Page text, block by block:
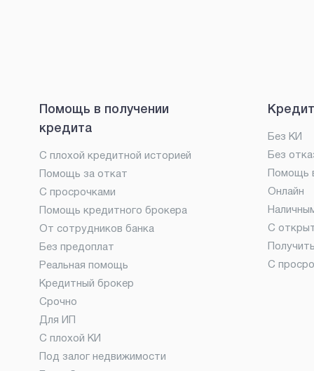
Помощь в получении
кредита
С плохой кредитной историей
Помощь за откат
С просрочками
Помощь кредитного брокера
От сотрудников банка
Без предоплат
Реальная помощь
Кредитный брокер
Срочно
Для ИП
С плохой КИ
Под залог недвижимости
Без КИ
Без
Помощь
Онлайн
С
С